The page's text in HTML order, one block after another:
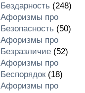
Бездарность (248)
Афоризмы про
Безопасность (50)
Афоризмы про
Безразличие(52)
Афоризмы про
Беспорядок(18)
Афоризмы про